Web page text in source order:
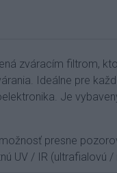
zváracím filtrom,
Ideálne pre
Je
presne
UV / IR (ultrafialovú